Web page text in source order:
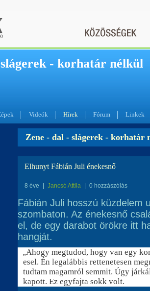
- korhatár nélkül
Videók Hírek Fórum Linkek
Zene - dal - slágerek - korhatár
Elhunyt Fábián Juli énekesnő
8 éve Jancsó Attila 0 hozzászólás
Fábián Juli hosszú küzdelem
szombaton. Az énekesnő
el, de egy darabot örökre itt
hangját.
„Ahogy megtudod, hogy van egy
esel. Én legalábbis rettenetesen
tudtam magamról semmit. Úgy
kapott. Ez egyfajta sokk volt.